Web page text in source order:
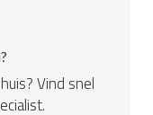
Vind snel